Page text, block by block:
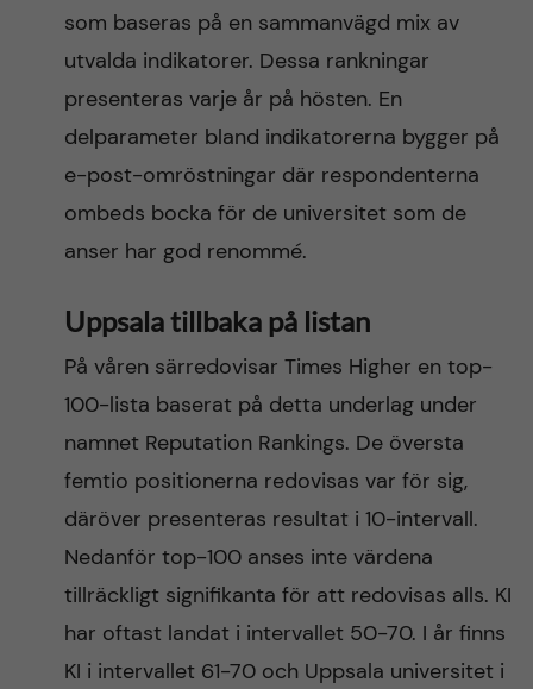
som baseras på en sammanvägd mix av
utvalda indikatorer. Dessa rankningar
presenteras varje år på hösten. En
delparameter bland indikatorerna bygger på
e-post-omröstningar där respondenterna
ombeds bocka för de universitet som de
anser har god renommé.
Uppsala tillbaka på listan
På våren särredovisar Times Higher en top-
100-lista baserat på detta underlag under
namnet Reputation Rankings. De översta
femtio positionerna redovisas var för sig,
däröver presenteras resultat i 10-intervall.
Nedanför top-100 anses inte värdena
tillräckligt signifikanta för att redovisas alls. KI
har oftast landat i intervallet 50-70. I år finns
KI i intervallet 61-70 och Uppsala universitet i